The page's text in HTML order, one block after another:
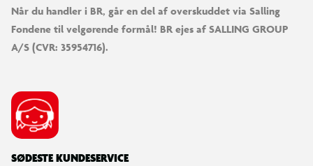
Når du handler i BR, går en del af overskuddet via Salling
Fondene til velgørende formål! BR ejes af SALLING GROUP
A/S (CVR: 35954716).
SØDESTE KUNDESERVICE